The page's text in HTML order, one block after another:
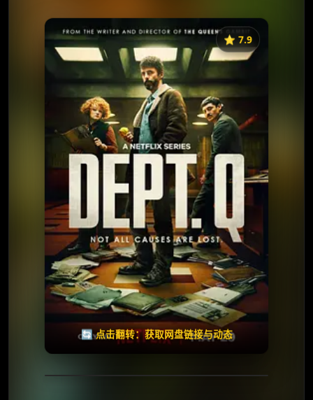
⭐️ 7.9
🔄 点击翻转：获取网盘链接与动态
《悬案解码》
⭐
收藏
⭐️ 评分：7.9 | 🎬 2025年
📺 连载中
夸克网盘
失效请反馈
🧧️
天天领红包